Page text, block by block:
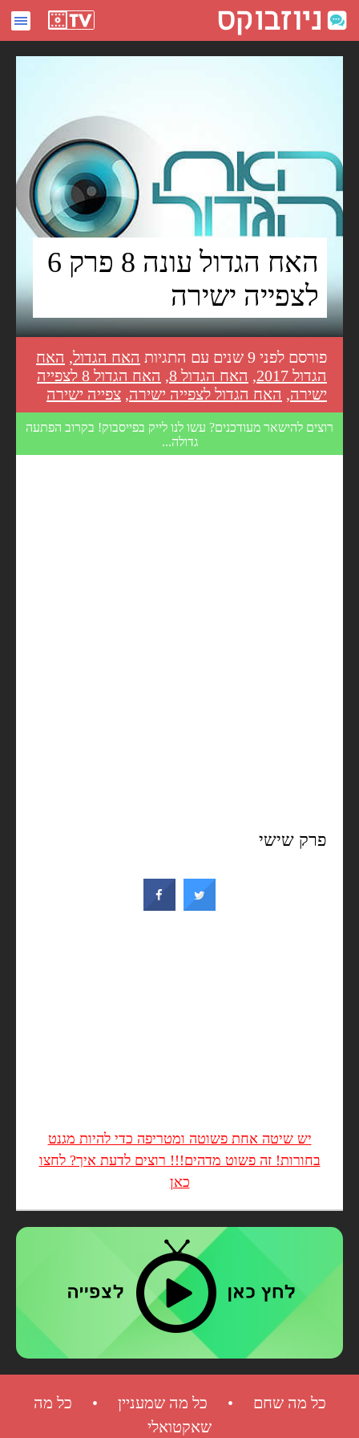
האח הגדול עונה 8 פרק 6 לצפייה ישירה - ניוזבוקס
האח הגדול עונה 8 פרק 6
לצפייה ישירה
פורסם לפני 9 שנים עם התגיות האח הגדול, האח
הגדול 2017
, האח הגדול 8 ,
האח הגדול 8 לצפייה
ישירה, האח הגדול לצפייה ישירה, צפייה ישירה
רוצים להישאר מעודכנים? עשו לנו לייק בפייסבוק! בקרוב הפתעה
גדולה...
פרק שישי
יש שיטה אחת פשוטה ומטריפה כדי להיות מגנט
בחורות! זה פשוט מדהים!!! רוצים לדעת איך? לחצו
כאן
כל מה שחם • כל מה שמעניין • כל מה
שאקטואלי